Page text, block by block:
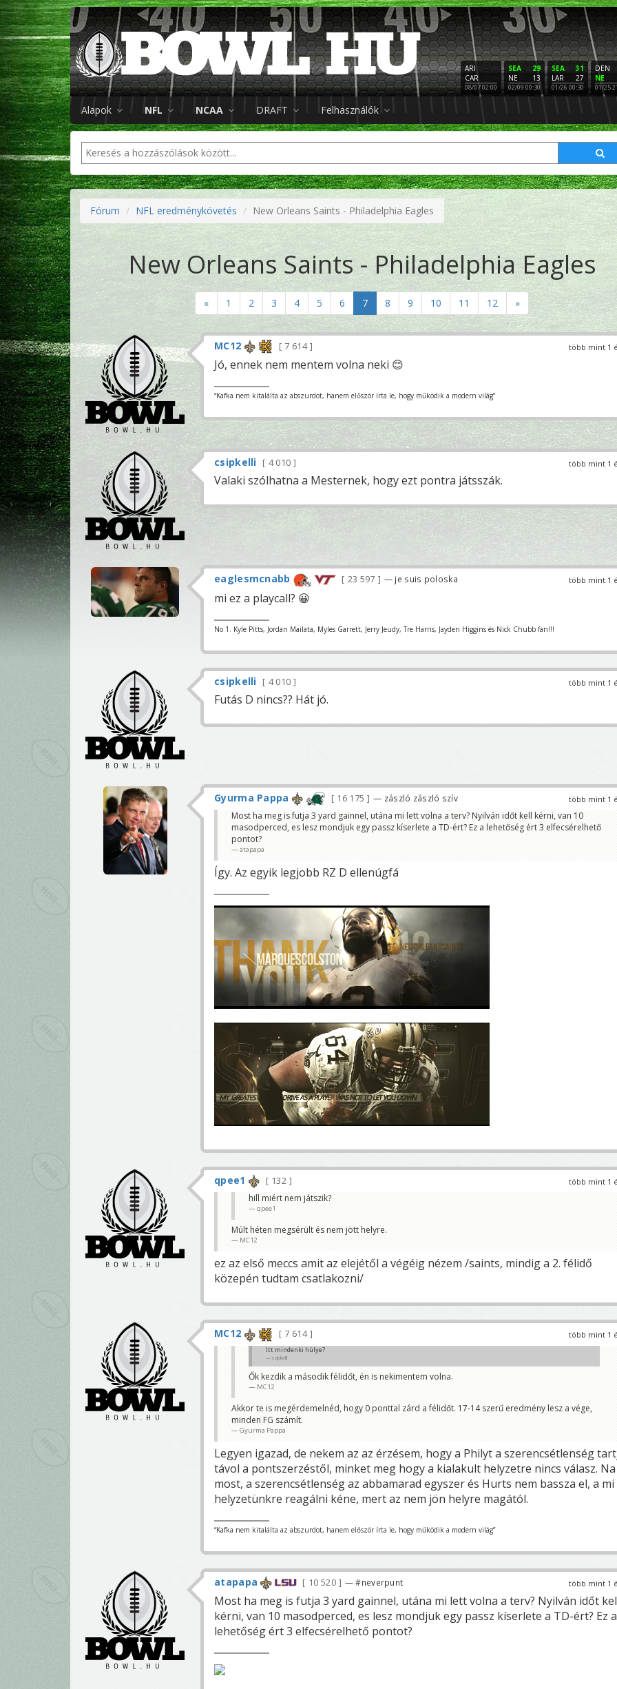
ARI
CAR
08/07 02:00
29
SEA
13
NE
02/09 00:30
31
SEA
27
LAR
01/26 00:30
DEN
NE
01/25
Alapok NFL NCAA DRAFT Felhasználók
Fórum NFL eredménykövetés New Orleans Saints - Philadelphia Eagles
New Orleans Saints - Philadelphia Eagles
« 1 2 3 4 5 6 7 8 9 10 11 12 »
több mint 1
MC12 7 614
Jó, ennek nem mentem volna neki 😊
“Kafka nem kitalálta az abszurdot, hanem először írta le, hogy működik a modern világ”
több mint 1
csipkelli 4 010
Valaki szólhatna a Mesternek, hogy ezt pontra játsszák.
több mint 1
eaglesmcnabb 23 597 — je suis poloska
mi ez a playcall? 😀
No 1. Kyle Pitts, Jordan Mailata, Myles Garrett, Jerry Jeudy, Tre Harris, Jayden Higgins és Nick Chubb fan!!!
több mint 1
csipkelli 4 010
Futás D nincs?? Hát jó.
több mint 1
Gyurma Pappa 16 175 — zászló zászló szív
Most ha meg is futja 3 yard gainnel, utána mi lett volna a terv? Nyilván időt kell kérni, van 10
masodperced, es lesz mondjuk egy passz kíserlete a TD-ért? Ez a lehetőség ért 3 elfecsérelhető
pontot?
atapapa
Így. Az egyik legjobb RZ D ellenúgfá
több mint 1
qpee1
132
hill miért nem játszik?
qpee1
Múlt héten megsérült és nem jött helyre.
MC12
ez az első meccs amit az elejétől a végéig nézem /saints, mindig a 2. félidő
közepén tudtam csatlakozni/
több mint 1
MC12 7 614
Itt mindenki hülye?
csipkelli
Ők kezdik a második félidőt, én is nekimentem volna.
MC12
Akkor te is megérdemelnéd, hogy 0 ponttal zárd a félidőt. 17-14 szerű eredmény lesz a vége,
minden FG számít.
Gyurma Pappa
Legyen igazad, de nekem az az érzésem, hogy a Philyt a szerencsétlenség
távol a pontszerzéstől, minket meg hogy a kialakult helyzetre nincs válasz. Na
most, a szerencsétlenség az abbamarad egyszer és Hurts nem bassza el, a mi
helyzetünkre reagálni kéne, mert az nem jön helyre magától.
“Kafka nem kitalálta az abszurdot, hanem először írta le, hogy működik a modern világ”
több mint 1
atapapa 10 520 — #neverpunt
Most ha meg is futja 3 yard gainnel, utána mi lett volna a terv? Nyilván időt
kérni, van 10 masodperced, es lesz mondjuk egy passz kíserlete a TD-ért? Ez a
lehetőség ért 3 elfecsérelhető pontot?